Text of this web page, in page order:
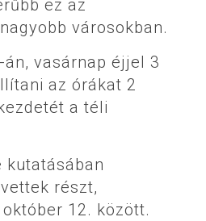
ez az
városokban.
vasárnap éjjel 3
az órákat 2
a téli
kutatásában
részt,
12. között.